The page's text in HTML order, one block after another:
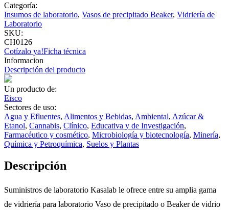
Categoría:
Insumos de laboratorio, Vasos de precipitado Beaker, Vidriería de
Laboratorio
SKU:
CH0126
Cotízalo ya!Ficha técnica
Informacion
Descripción del producto
Un producto de:
Eisco
Sectores de uso:
Agua y Efluentes, Alimentos y Bebidas, Ambiental, Azúcar &
Etanol, Cannabis, Clínico, Educativa y de Investigación,
Farmacéutico y cosmético, Microbiología y biotecnología, Minería,
Química y Petroquímica, Suelos y Plantas
Descripción
Suministros de laboratorio Kasalab le ofrece entre su amplia gama
de vidriería para laboratorio Vaso de precipitado o Beaker de vidrio